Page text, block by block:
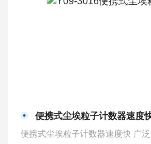
便携式尘埃粒子计数器速度
便携式尘埃粒子计数器速度快 广